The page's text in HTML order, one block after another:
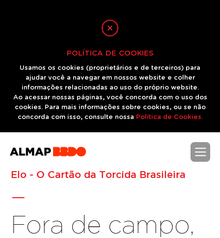
POLÍTICA DE COOKIES
Usamos os cookies (proprietários e de terceiros) para
ajudar você a navegar em nossos website e colher
informações relacionadas ao uso do próprio website.
Ao acessar nossas páginas, você concorda com o uso dos
cookies. Para mais informações sobre cookies, ou se não
concorda com isso, consulte nossa Política de Cookies.
Elo - O Cartão da Torcida Brasileira
-
Fora de campo,